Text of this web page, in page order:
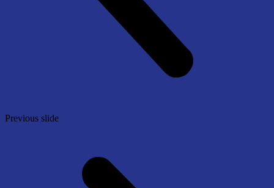
Previous slide